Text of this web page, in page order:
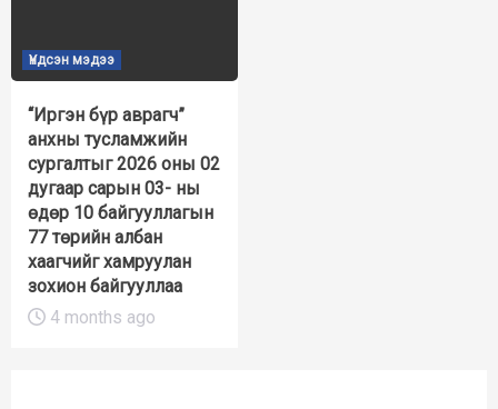
Үндсэн мэдээ
“Иргэн бүр аврагч”
анхны тусламжийн
сургалтыг 2026 оны 02
дугаар сарын 03- ны
өдөр 10 байгууллагын
77 төрийн албан
хаагчийг хамруулан
зохион байгууллаа
4 months ago